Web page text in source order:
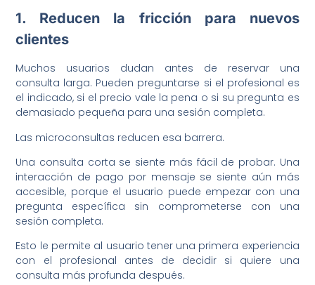
1. Reducen la fricción para nuevos
clientes
Muchos usuarios dudan antes de reservar una
consulta larga. Pueden preguntarse si el profesional es
el indicado, si el precio vale la pena o si su pregunta es
demasiado pequeña para una sesión completa.
Las microconsultas reducen esa barrera.
Una consulta corta se siente más fácil de probar. Una
interacción de pago por mensaje se siente aún más
accesible, porque el usuario puede empezar con una
pregunta específica sin comprometerse con una
sesión completa.
Esto le permite al usuario tener una primera experiencia
con el profesional antes de decidir si quiere una
consulta más profunda después.